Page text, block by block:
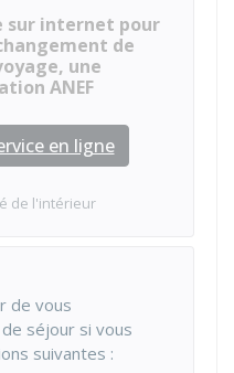
sur internet pour
de
une
ANEF
en ligne
de l'intérieur
de vous
séjour si vous
suivantes :